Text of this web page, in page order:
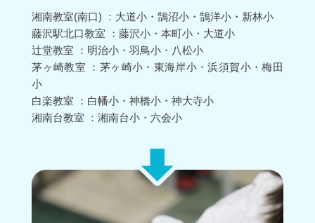
湘南教室(南口) ：大道小・鵠沼小・鵠洋小・新林小
藤沢駅北口教室 ：藤沢小・本町小・大道小
辻堂教室 ：明治小・羽鳥小・八松小
茅ヶ崎教室 ：茅ヶ崎小・東海岸小・浜須賀小・梅田
小
白楽教室 ：白幡小・神橋小・神大寺小
湘南台教室 ：湘南台小・六会小